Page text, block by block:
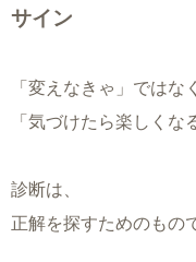
サイン
「変えなきゃ」ではな
「気づけたら楽しくな
診断は、
正解を探すためのもの